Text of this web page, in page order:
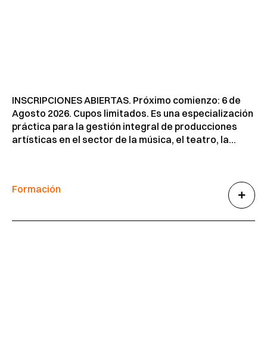
INSCRIPCIONES ABIERTAS. Próximo comienzo: 6 de
Agosto 2026. Cupos limitados. Es una especialización
práctica para la gestión integral de producciones
artísticas en el sector de la música, el teatro, la...
Formación